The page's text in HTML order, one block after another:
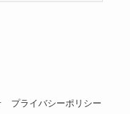
プライバシーポリシー